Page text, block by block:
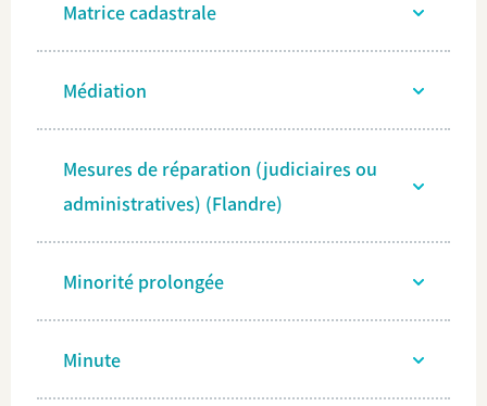
Matrice cadastrale
Médiation
Mesures de réparation (judiciaires ou
administratives) (Flandre)
Minorité prolongée
Minute